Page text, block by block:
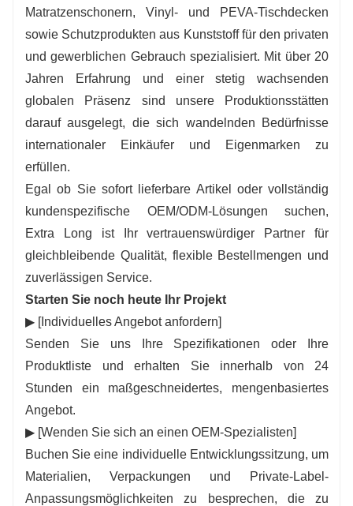
Matratzenschonern, Vinyl- und PEVA-Tischdecken
sowie Schutzprodukten aus Kunststoff für den privaten
und gewerblichen Gebrauch spezialisiert. Mit über 20
Jahren Erfahrung und einer stetig wachsenden
globalen Präsenz sind unsere Produktionsstätten
darauf ausgelegt, die sich wandelnden Bedürfnisse
internationaler Einkäufer und Eigenmarken zu
erfüllen.
Egal ob Sie sofort lieferbare Artikel oder vollständig
kundenspezifische OEM/ODM-Lösungen suchen,
Extra Long ist Ihr vertrauenswürdiger Partner für
gleichbleibende Qualität, flexible Bestellmengen und
zuverlässigen Service.
Starten Sie noch heute Ihr Projekt
▶ [Individuelles Angebot anfordern]
Senden Sie uns Ihre Spezifikationen oder Ihre
Produktliste und erhalten Sie innerhalb von 24
Stunden ein maßgeschneidertes, mengenbasiertes
Angebot.
▶ [Wenden Sie sich an einen OEM-Spezialisten]
Buchen Sie eine individuelle Entwicklungssitzung, um
Materialien, Verpackungen und Private-Label-
Anpassungsmöglichkeiten zu besprechen, die zu